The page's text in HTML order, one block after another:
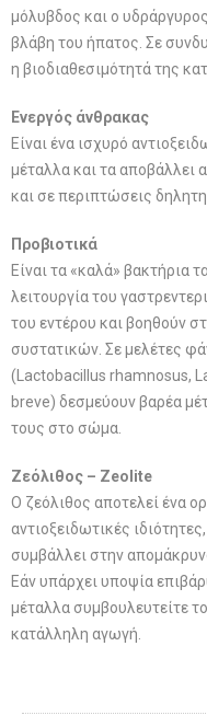
μόλυβδος και ο
βλάβη του ήπατος. Σε
η βιοδιαθεσιμότητά της
Ενεργός άνθρακας
Είναι ένα ισχυρό
μέταλλα και τα αποβάλλει
και σε περιπτώσεις
Προβιοτικά
Είναι τα «καλά» βακτήρια
λειτουργία του
του εντέρου και βοηθούν
συστατικών. Σε μελέτες
(Lactobacillus rhamnosus,
breve) δεσμεύουν βαρέα
τους στο σώμα.
Ζεόλιθος – Zeolite
Ο ζεόλιθος αποτελεί ένα
αντιοξειδωτικές
συμβάλλει στην
Εάν υπάρχει υποψία
μέταλλα συμβουλευτείτε
κατάλληλη αγωγή.